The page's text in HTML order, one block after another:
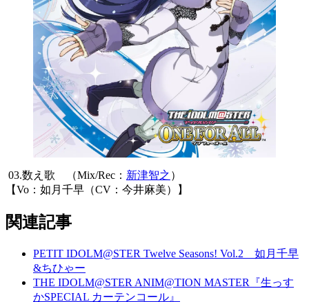
03.数え歌 （Mix/Rec： 新津智之 ）
【Vo：如月千早（CV：今井麻美）】
関連記事
PETIT IDOLM@STER Twelve Seasons! Vol.2 如月千早
&ちひゃー
THE IDOLM@STER ANIM@TION MASTER『生っす
かSPECIAL カーテンコール』